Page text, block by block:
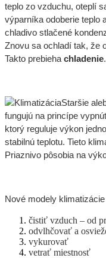
teplo zo vzduchu, oteplí
výparníka odoberie teplo
chladivo stlačené
Znovu sa ochladí tak, že
Takto prebieha chladenie.
Staršie
fungujú na princípe
ktorý reguluje výkon
stabilnú teplotu. Tieto
Priaznivo pôsobia na
Nové modely
čistiť vzduch – od
odvlhčovať a
vykurovať
vetrať miestnosť